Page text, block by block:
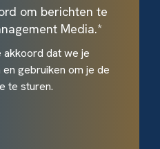
om berichten te
Media.*
akkoord dat we je
gebruiken om je de
te sturen.